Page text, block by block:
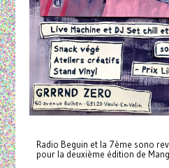
Radio Beguin et la 7ème sono
pour la deuxième édition de